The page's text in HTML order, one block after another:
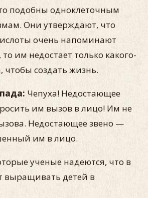
подобны одноклеточным
Они утверждают, что
очень напоминают
им недостает только какого-
чтобы создать жизнь.
Чепуха! Недостающее
им вызов в лицо! Им не
Недостающее звено —
им в лицо.
ученые надеются, что в
выращивать детей в